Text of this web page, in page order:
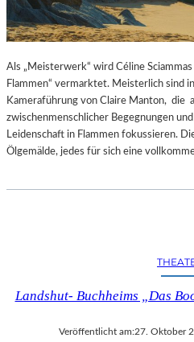
Als „Meisterwerk“ wird Céline
Flammen“ vermarktet. Meisterlich sind
Kameraführung von Claire Manton, die
zwischenmenschlicher Begegnungen
Leidenschaft in Flammen fokussieren.
Ölgemälde, jedes für sich eine
Landshut- Buchheims „Das
Veröffentlicht am:27. Oktober